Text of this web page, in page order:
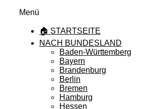
Menü
🏠 STARTSEITE
NACH BUNDESLAND
Baden-Württemberg
Bayern
Brandenburg
Berlin
Bremen
Hamburg
Hessen